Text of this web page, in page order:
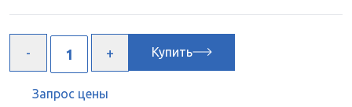
Купить
Запрос цены